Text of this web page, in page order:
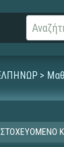
ΣΤΟΧΕΥΟΜΕΝΟ